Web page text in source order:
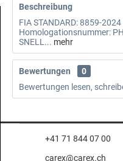
Beschreibung
FIA STANDARD: 8859-
Homologationsnummer:
SNELL... mehr
Bewertungen
0
Bewertungen lesen,
+41 71 844 07 00
carex@carex.ch